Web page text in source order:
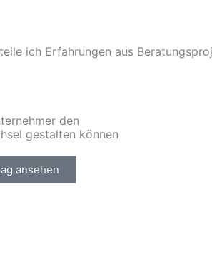
ich Erfahrungen aus
den
gestalten können
ansehen